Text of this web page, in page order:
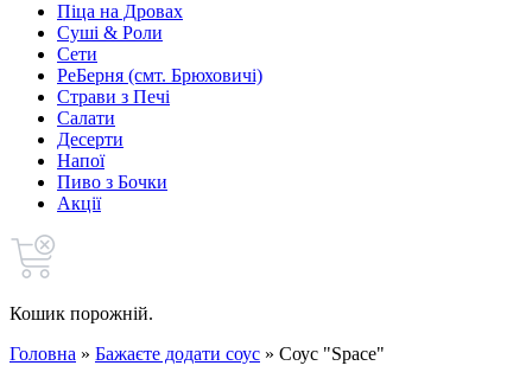
Піца на Дровах
Cуші & Роли
Сети
РеБерня (смт. Брюховичі)
Страви з Печі
Салати
Десерти
Напої
Пиво з Бочки
Акції
Кошик порожній.
Головна » Бажаєте додати соус » Соус "Space"